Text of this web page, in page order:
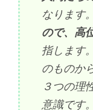
なります。
ので、高
指します
のものか
３つの理
意識です